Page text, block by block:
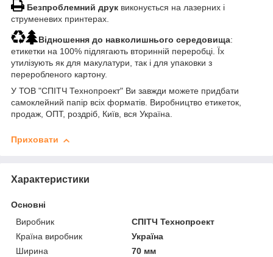
Безпроблемний друк виконується на лазерних і
струменевих принтерах.
Відношення до навколишнього середовища:
етикетки на 100% підлягають вторинній переробці. Їх
утилізують як для макулатури, так і для упаковки з
переробленого картону.
У ТОВ "СПІТЧ Технопроект" Ви завжди можете придбати
самоклейний папір всіх форматів. Виробництво етикеток,
продаж, ОПТ, роздріб, Київ, вся Україна.
Приховати
Характеристики
Основні
Виробник
СПІТЧ Технопроект
Країна виробник
Україна
Ширина
70 мм